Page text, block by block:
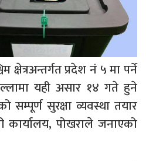
क्षेत्रअन्तर्गत प्रदेश नं ५ मा पर्ने
यही असार १४ गते हुने
सम्पूर्ण सुरक्षा व्यवस्था तयार
कार्यालय, पोखराले जनाएको